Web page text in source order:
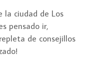
la ciudad de Los
pensado ir,
de consejillos